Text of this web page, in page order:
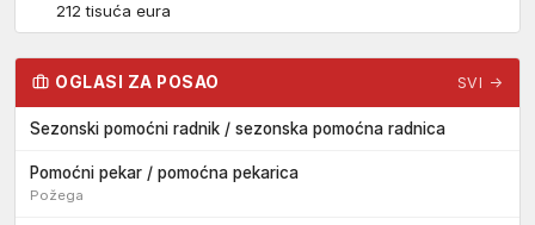
212 tisuća eura
OGLASI ZA POSAO SVI →
Sezonski pomoćni radnik / sezonska pomoćna radnica
Pomoćni pekar / pomoćna pekarica
Požega